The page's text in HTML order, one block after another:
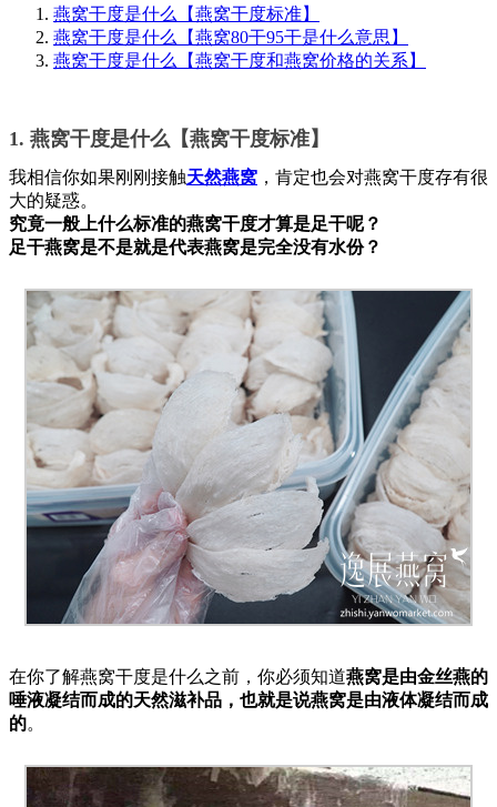
燕窝干度是什么【燕窝干度标准】
燕窝干度是什么【燕窝80干95干是什么意思】
燕窝干度是什么【燕窝干度和燕窝价格的关系】
1. 燕窝干度是什么【燕窝干度标准】
我相信你如果刚刚接触天然燕窝 ，肯定也会对燕窝干度存有很
大的疑惑。
究竟一般上什么标准的燕窝干度才算是足干呢？
足干燕窝是不是就是代表燕窝是完全没有水份？
在你了解燕窝干度是什么之前，你必须知道燕窝是由金丝燕的
唾液凝结而成的天然滋补品，也就是说燕窝是由液体凝结而成
的。